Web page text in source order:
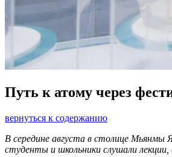
Путь к атому через
вернуться к содержанию
В середине августа в столице
студенты и школьники слушали